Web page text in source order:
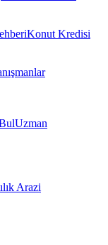
Konut Kredisi
Uzman
Arazi